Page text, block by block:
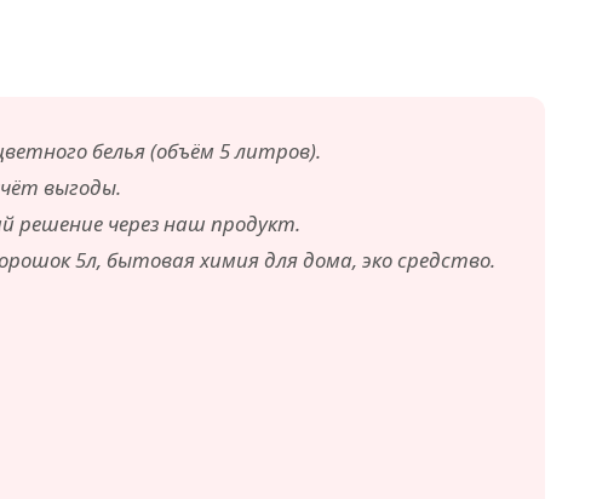
белья (объём 5 литров).
выгоды.
решение через наш продукт.
5л, бытовая химия для дома, эко средство.